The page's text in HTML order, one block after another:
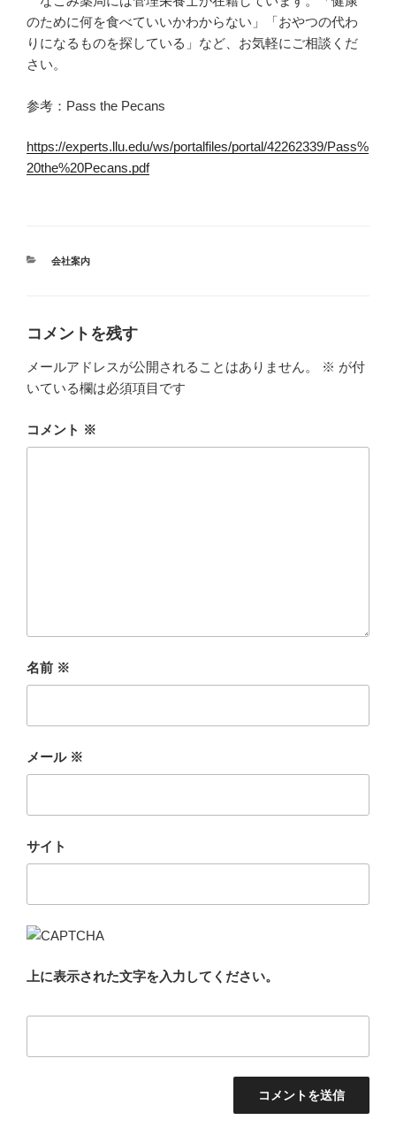
のために何を食べていいかわからない」「おやつの代わ
りになるものを探している」など、お気軽にご相談くだ
さい。
参考：Pass the Pecans
https://experts.llu.edu/ws/portalfiles/portal/42262339/Pass%
20the%20Pecans.pdf
カ
会社案内
コメントを残す
メールアドレスが公開されることはありません。 ※ が付
いている欄は必須項目です
コメント ※
名前 ※
メール ※
サイト
上に表示された文字を入力してください。